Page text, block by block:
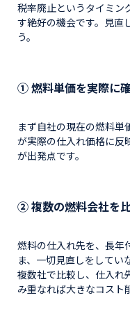
税率廃止というタイミン
す絶好の機会です。見直
う。
① 燃料単価を実際に
まず自社の現在の燃料単
が実際の仕入れ価格に反
が出発点です。
② 複数の燃料会社を
燃料の仕入れ先を、長年
ま、一切見直しをしてい
複数社で比較し、仕入れ
み重なれば大きなコスト